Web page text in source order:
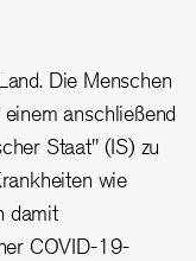
Die Menschen
anschließend
Staat" (IS) zu
wie
damit
COVID-19-